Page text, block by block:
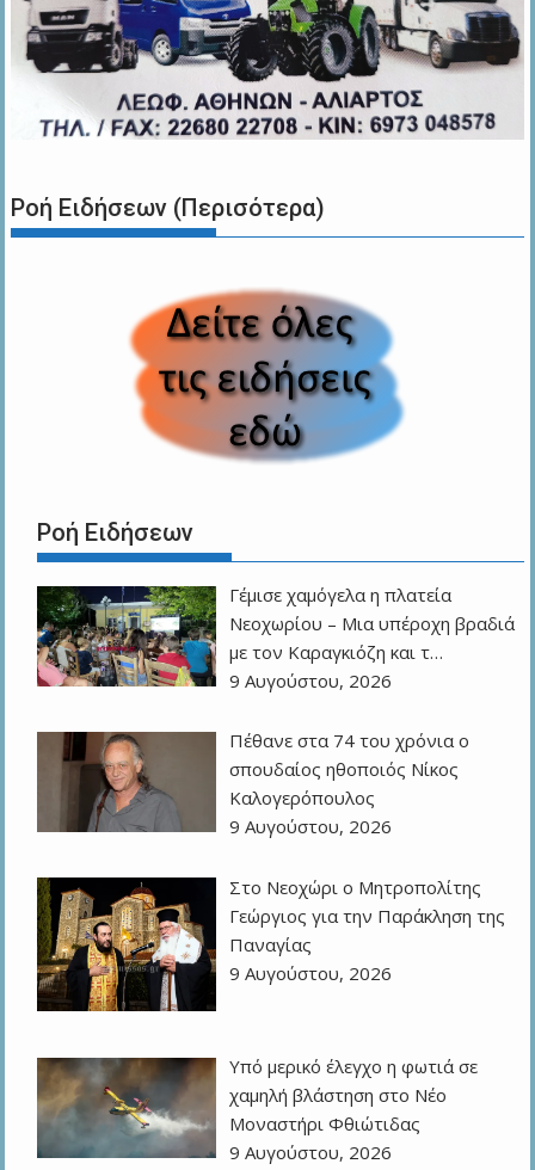
Ροή Ειδήσεων (Περισότερα)
Ροή Ειδήσεων
Γέμισε χαμόγελα η πλατεία
Νεοχωρίου – Μια υπέροχη βραδιά
με τον Καραγκιόζη και τ…
9 Αυγούστου, 2026
Πέθανε στα 74 του χρόνια ο
σπουδαίος ηθοποιός Νίκος
Καλογερόπουλος
9 Αυγούστου, 2026
Στο Νεοχώρι ο Μητροπολίτης
Γεώργιος για την Παράκληση της
Παναγίας
9 Αυγούστου, 2026
Υπό μερικό έλεγχο η φωτιά σε
χαμηλή βλάστηση στο Νέο
Μοναστήρι Φθιώτιδας
9 Αυγούστου, 2026